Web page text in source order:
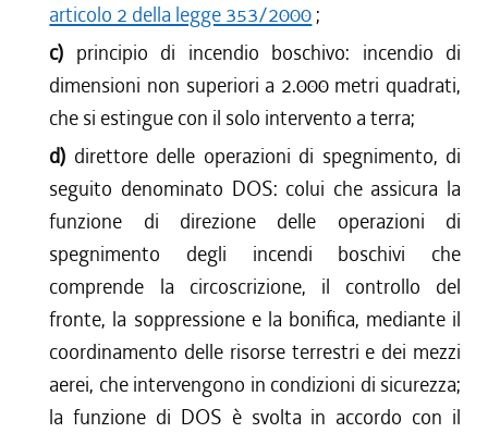
articolo 2 della legge 353/2000;
c) principio di incendio boschivo: incendio di
dimensioni non superiori a 2.000 metri quadrati,
che si estingue con il solo intervento a terra;
d) direttore delle operazioni di spegnimento, di
seguito denominato DOS: colui che assicura la
funzione di direzione delle operazioni di
spegnimento degli incendi boschivi che
comprende la circoscrizione, il controllo del
fronte, la soppressione e la bonifica, mediante il
coordinamento delle risorse terrestri e dei mezzi
aerei, che intervengono in condizioni di sicurezza;
la funzione di DOS è svolta in accordo con il